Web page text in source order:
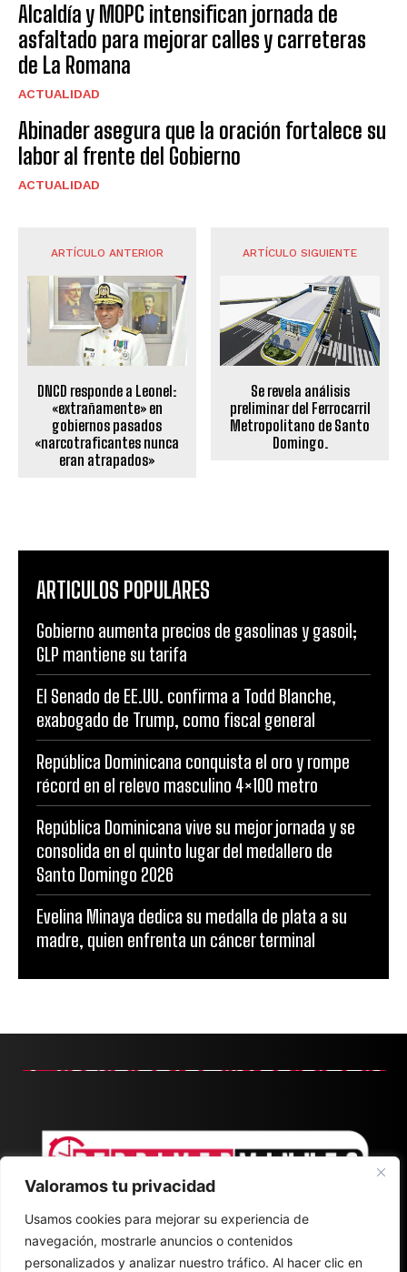
Valoramos tu privacidad
Usamos cookies para mejorar su experiencia de
navegación, mostrarle anuncios o contenidos
personalizados y analizar nuestro tráfico. Al hacer clic en
Alcaldía y MOPC intensifican jornada de
asfaltado para mejorar calles y carreteras
de La Romana
ACTUALIDAD
Abinader asegura que la oración fortalece su
labor al frente del Gobierno
ACTUALIDAD
ARTÍCULO ANTERIOR
DNCD responde a Leonel:
«extrañamente» en
gobiernos pasados
«narcotraficantes nunca
eran atrapados»
ARTÍCULO SIGUIENTE
Se revela análisis
preliminar del Ferrocarril
Metropolitano de Santo
Domingo.
ARTICULOS POPULARES
Gobierno aumenta precios de gasolinas y gasoil;
GLP mantiene su tarifa
El Senado de EE.UU. confirma a Todd Blanche,
exabogado de Trump, como fiscal general
República Dominicana conquista el oro y rompe
récord en el relevo masculino 4×100 metro
República Dominicana vive su mejor jornada y se
consolida en el quinto lugar del medallero de
Santo Domingo 2026
Evelina Minaya dedica su medalla de plata a su
madre, quien enfrenta un cáncer terminal